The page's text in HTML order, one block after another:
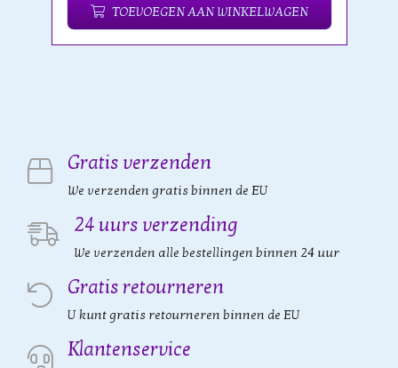
TOEVOEGEN AAN WINKELWAGEN
Gratis verzenden
We verzenden gratis binnen de EU
24 uurs verzending
We verzenden alle bestellingen binnen 24 uur
Gratis retourneren
U kunt gratis retourneren binnen de EU
Klantenservice